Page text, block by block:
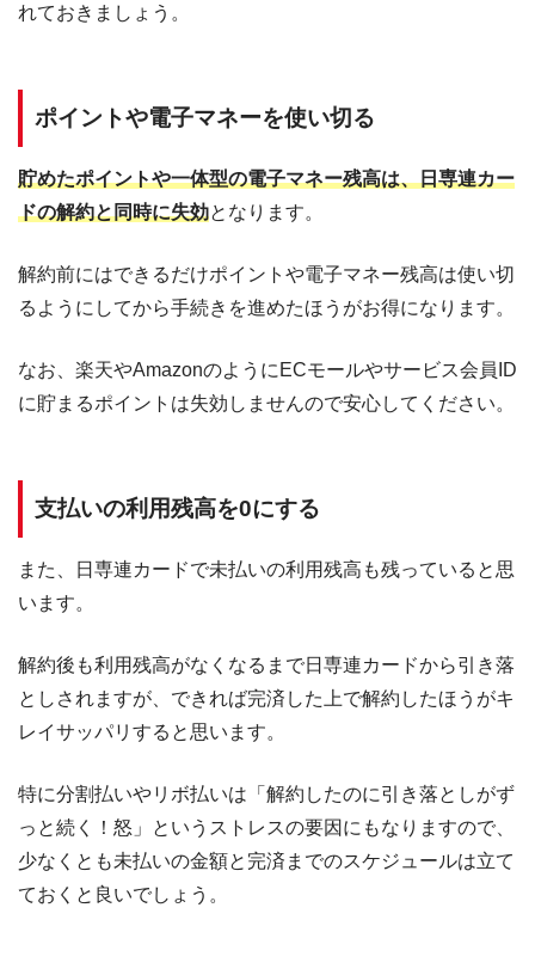
れておきましょう。
ポイントや電子マネーを使い切る
貯めたポイントや一体型の電子マネー残高は、日専連カー
ドの解約と同時に失効となります。
解約前にはできるだけポイントや電子マネー残高は使い切
るようにしてから手続きを進めたほうがお得になります。
なお、楽天やAmazonのようにECモールやサービス会員ID
に貯まるポイントは失効しませんので安心してください。
支払いの利用残高を0にする
また、日専連カードで未払いの利用残高も残っていると思
います。
解約後も利用残高がなくなるまで日専連カードから引き落
としされますが、できれば完済した上で解約したほうがキ
レイサッパリすると思います。
特に分割払いやリボ払いは「解約したのに引き落としがず
っと続く！怒」というストレスの要因にもなりますので、
少なくとも未払いの金額と完済までのスケジュールは立て
ておくと良いでしょう。